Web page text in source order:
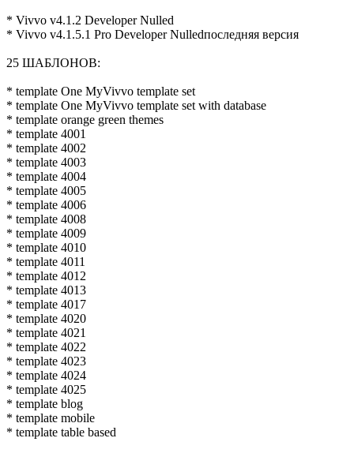
* Vivvo v4.1.2 Developer Nulled
* Vivvo v4.1.5.1 Pro Developer Nulledпоследняя версия
25 ШАБЛОНОВ:
* template One MyVivvo template set
* template One MyVivvo template set with database
* template orange green themes
* template 4001
* template 4002
* template 4003
* template 4004
* template 4005
* template 4006
* template 4008
* template 4009
* template 4010
* template 4011
* template 4012
* template 4013
* template 4017
* template 4020
* template 4021
* template 4022
* template 4023
* template 4024
* template 4025
* template blog
* template mobile
* template table based